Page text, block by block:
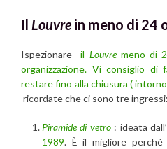
Il Louvrein meno di 24
Ispezionareil Louvre meno di
organizzazione. Vi consiglio
restare fino alla chiusura (
ricordate che ci sono tre ingressi:
Piramide di vetro: ideata
1989. È il migliore